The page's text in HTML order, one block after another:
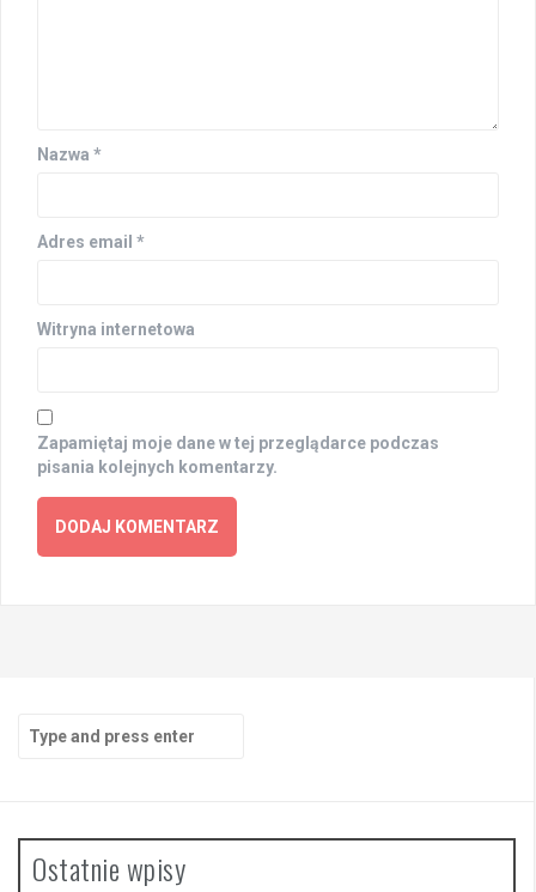
Nazwa *
Adres email *
Witryna internetowa
Zapamiętaj moje dane w tej przeglądarce podczas
pisania kolejnych komentarzy.
Search
for:
Ostatnie wpisy